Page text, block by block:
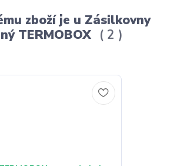
zboží je u Zásilkovny
TERMOBOX
2